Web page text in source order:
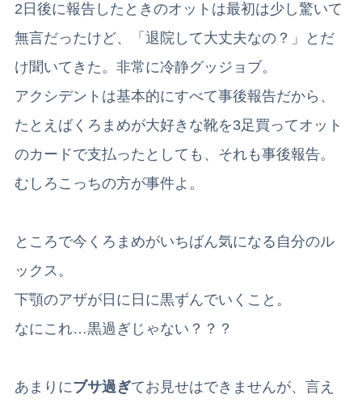
2日後に報告したときのオットは最初は少し驚いて
無言だったけど、「退院して大丈夫なの？」とだ
け聞いてきた。非常に冷静グッジョブ。
アクシデントは基本的にすべて事後報告だから、
たとえばくろまめが大好きな靴を3足買ってオット
のカードで支払ったとしても、それも事後報告。
むしろこっちの方が事件よ。
ところで今くろまめがいちばん気になる自分のル
ックス。
下顎のアザが日に日に黒ずんでいくこと。
なにこれ…黒過ぎじゃない？？？
あまりにブサ過ぎてお見せはできませんが、言え